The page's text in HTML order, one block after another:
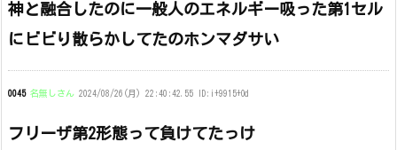
神と融合したのに一般人のエネルギー吸った第1セル
にビビり散らかしてたのホンマダサい
0045 名無しさん 2024/08/26(月) 22:40:42.55 ID:i+9915+Od
フリーザ第2形態って負けてたっけ